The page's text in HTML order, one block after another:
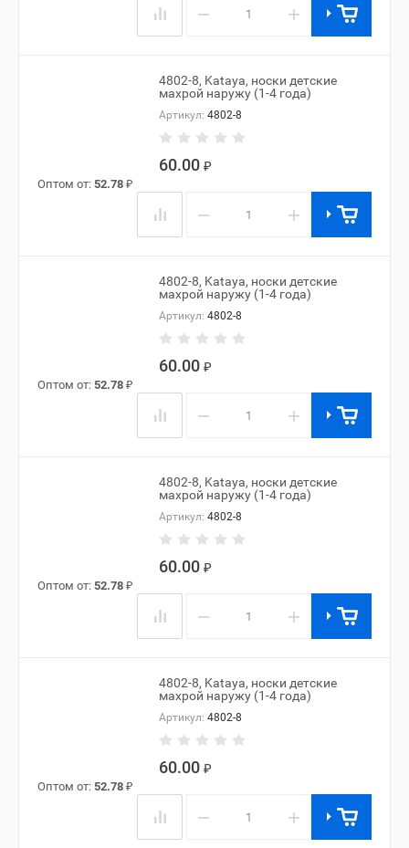
− +
4802-8, Kataya, носки детские
махрой наружу (1-4 года)
Артикул: 4802-8
60.00 ₽
Оптом от: 52.78 ₽
− +
4802-8, Kataya, носки детские
махрой наружу (1-4 года)
Артикул: 4802-8
60.00 ₽
Оптом от: 52.78 ₽
− +
4802-8, Kataya, носки детские
махрой наружу (1-4 года)
Артикул: 4802-8
60.00 ₽
Оптом от: 52.78 ₽
− +
4802-8, Kataya, носки детские
махрой наружу (1-4 года)
Артикул: 4802-8
60.00 ₽
Оптом от: 52.78 ₽
− +